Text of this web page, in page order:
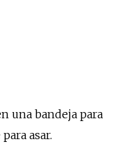
una bandeja para
asar.